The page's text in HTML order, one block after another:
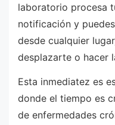
laboratorio procesa
notificación y
desde cualquier
desplazarte o hacer
Esta inmediatez es
donde el tiempo es
de enfermedades